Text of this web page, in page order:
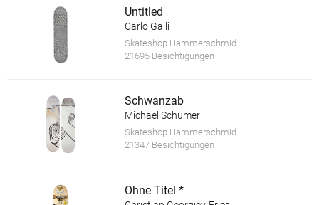
Untitled
Carlo Galli
Skateshop Hammerschmid
21695 Besichtigungen
Schwanzab
Michael Schumer
Skateshop Hammerschmid
21347 Besichtigungen
Ohne Titel *